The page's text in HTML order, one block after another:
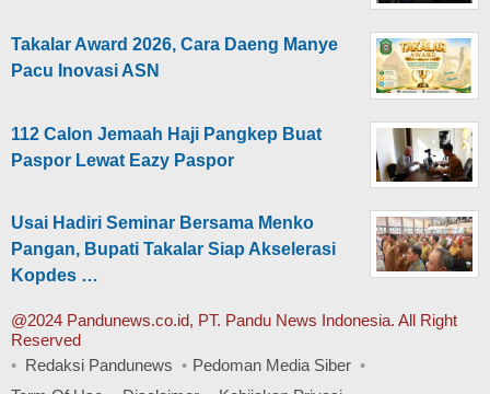
Takalar Award 2026, Cara Daeng Manye
Pacu Inovasi ASN
112 Calon Jemaah Haji Pangkep Buat
Paspor Lewat Eazy Paspor
Usai Hadiri Seminar Bersama Menko
Pangan, Bupati Takalar Siap Akselerasi
Kopdes …
@2024 Pandunews.co.id, PT. Pandu News Indonesia. All Right
Reserved
Redaksi Pandunews
Pedoman Media Siber